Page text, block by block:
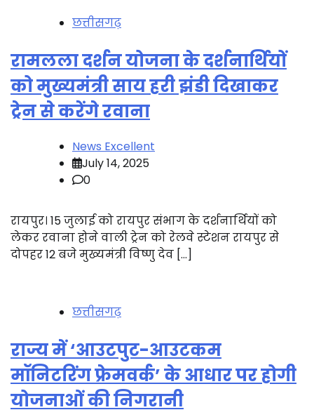
छत्तीसगढ़
रामलला दर्शन योजना के दर्शनार्थियों
को मुख्यमंत्री साय हरी झंडी दिखाकर
ट्रेन से करेंगे रवाना
News Excellent
July 14, 2025
0
रायपुर। 15 जुलाई को रायपुर संभाग के दर्शनार्थियों को
लेकर रवाना होने वाली ट्रेन को रेलवे स्टेशन रायपुर से
दोपहर 12 बजे मुख्यमंत्री विष्णु देव […]
छत्तीसगढ़
राज्य में ‘आउटपुट-आउटकम
मॉनिटरिंग फ्रेमवर्क’ के आधार पर होगी
योजनाओं की निगरानी